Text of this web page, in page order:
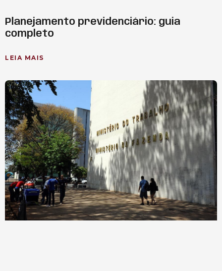
Planejamento previdenciário: guia
completo
LEIA MAIS